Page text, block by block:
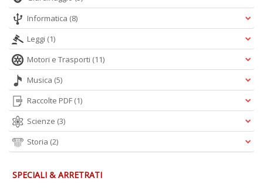
Informatica (8)
Leggi (1)
Motori e Trasporti (11)
Musica (5)
Raccolte PDF (1)
Scienze (3)
Storia (2)
SPECIALI & ARRETRATI